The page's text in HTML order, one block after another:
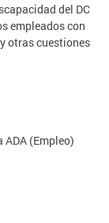
del DC
empleados con
otras cuestiones
ADA (Empleo)